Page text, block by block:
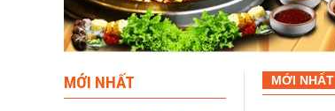
MỚI NHẤT MỚI NHẤT